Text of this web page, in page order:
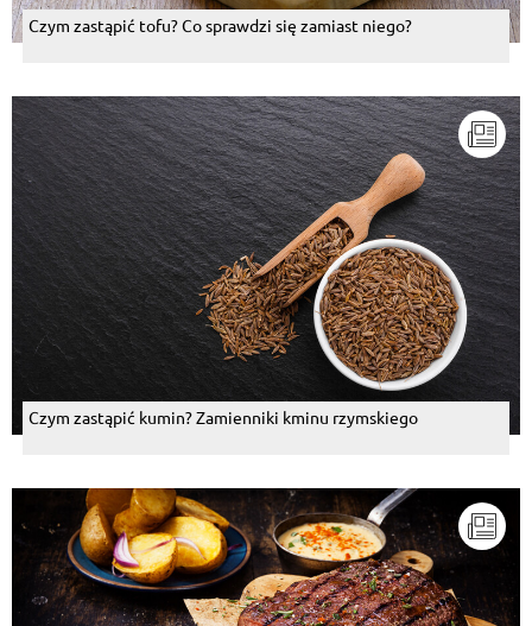
Czym zastąpić tofu? Co sprawdzi się zamiast niego?
Czym zastąpić kumin? Zamienniki kminu rzymskiego